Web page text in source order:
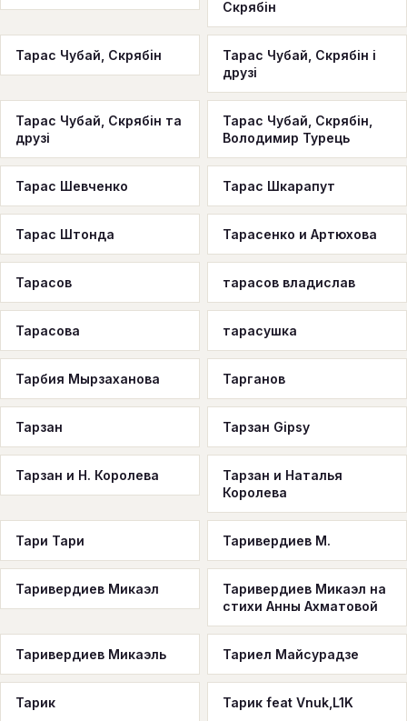
Скрябін
Тарас Чубай, Скрябiн
Тарас Чубай, Скрябін і
друзі
Тарас Чубай, Скрябін та
друзі
Тарас Чубай, Скрябін,
Володимир Турець
Тарас Шевченко Тарас Шкарапут
Тарас Штонда Тарасенко и Артюхова
Тарасов тарасов владислав
Тарасова тарасушка
Тарбия Мырзаханова Тарганов
Тарзан Тарзан Gipsy
Тарзан и Н. Королева
Тарзан и Наталья
Королева
Тари Тари Таривердиев М.
Таривердиев Микаэл
Таривердиев Микаэл на
стихи Анны Ахматовой
Таривердиев Микаэль Тариел Майсурадзе
Тарик Тарик feat Vnuk,L1K